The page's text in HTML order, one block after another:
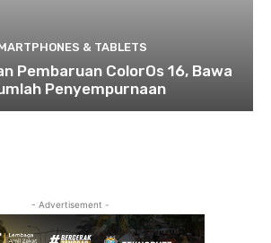
& TABLETS
Pembaruan ColorOs 16, Bawa
Penyempurnaan
- Advertisement -